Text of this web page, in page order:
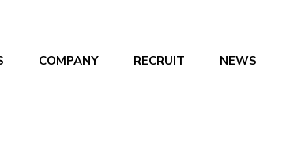
COMPANY RECRUIT NEWS